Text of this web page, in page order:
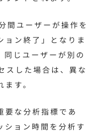
間ユーザーが操作を
ョン終了」となりま
同じユーザーが別の
スした場合は、異な
す。
要な分析指標であ
ション時間を分析す